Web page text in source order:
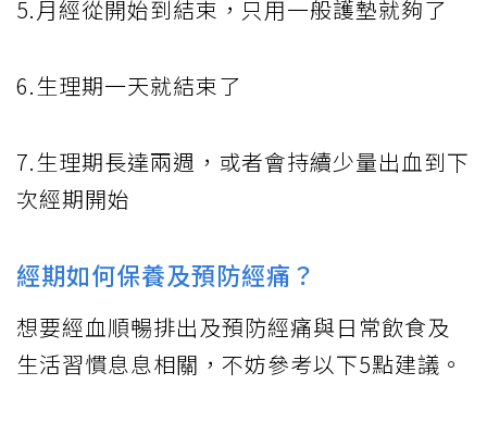
5.月經從開始到結束，只用一般護墊就夠了
6.生理期一天就結束了
7.生理期長達兩週，或者會持續少量出血到下
次經期開始
經期如何保養及預防經痛？
想要經血順暢排出及預防經痛與日常飲食及
生活習慣息息相關，不妨參考以下5點建議。